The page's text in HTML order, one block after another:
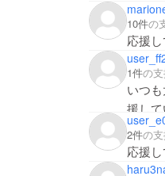
10件の
応援
1件の
いつ
2件の
応援